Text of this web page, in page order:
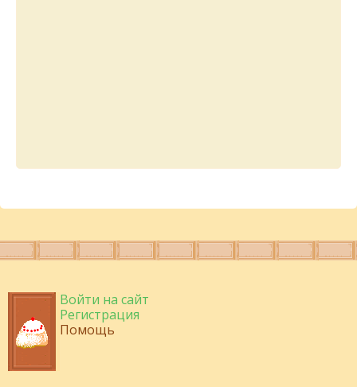
Войти на сайт
Регистрация
Помощь